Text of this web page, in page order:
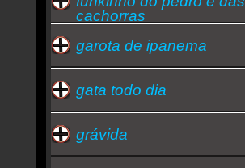
cachorras
garota de ipanema
gata todo dia
grávida